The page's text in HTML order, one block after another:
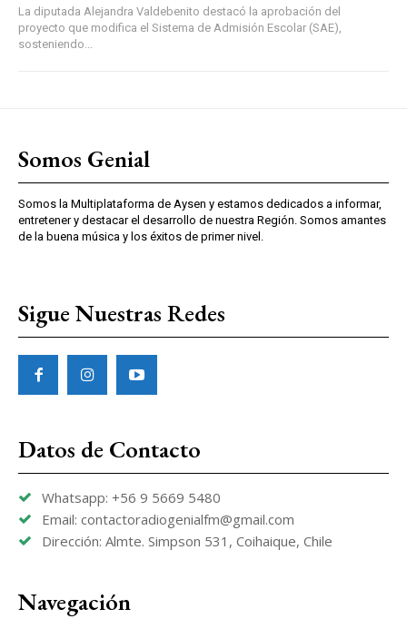
La diputada Alejandra Valdebenito destacó la aprobación del
proyecto que modifica el Sistema de Admisión Escolar (SAE),
sosteniendo...
Somos Genial
Somos la Multiplataforma de Aysen y estamos dedicados a informar,
entretener y destacar el desarrollo de nuestra Región. Somos amantes
de la buena música y los éxitos de primer nivel.
Sigue Nuestras Redes
Datos de Contacto
Whatsapp: +56 9 5669 5480
Email: contactoradiogenialfm@gmail.com
Dirección: Almte. Simpson 531, Coihaique, Chile
Navegación